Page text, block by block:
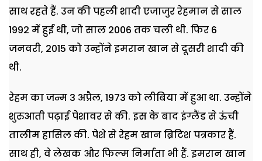
साथ रहते हैं. उन की पहली शादी एजाजुर रेहमान से साल
1992 में हुई थी, जो साल 2006 तक चली थी. फिर 6
जनवरी, 2015 को उन्होंने इमरान खान से दूसरी शादी की
थी.
रेहम का जन्म 3 अप्रैल, 1973 को लीबिया में हुआ था. उन्होंने
शुरुआती पढ़ाई पेशावर से की. इस के बाद इंग्लैंड से ऊंची
तालीम हासिल की. पेशे से रेहम खान ब्रिटिश पत्रकार हैं.
साथ ही, वे लेखक और फिल्म निर्माता भी हैं. इमरान खान